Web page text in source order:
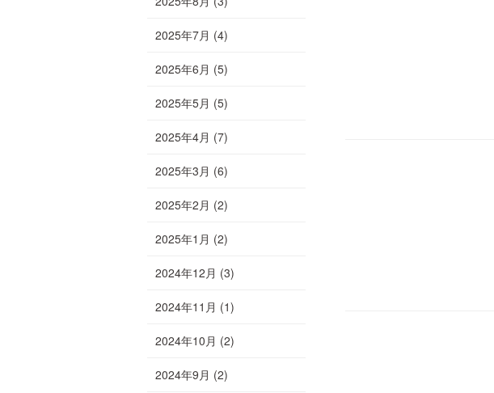
2025年7月 (4)
2025年6月 (5)
2025年5月 (5)
2025年4月 (7)
2025年3月 (6)
2025年2月 (2)
2025年1月 (2)
2024年12月 (3)
2024年11月 (1)
2024年10月 (2)
2024年9月 (2)